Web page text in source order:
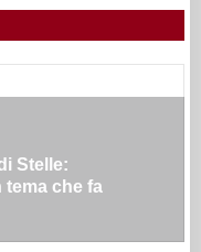
Stelle:
tema che fa